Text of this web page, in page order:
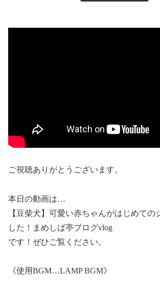
ご視聴ありがとうございます。
本日の動画は…
【豆柴犬】可愛い赤ちゃんがはじめての
した！まめしば亭ブログvlog
です！ぜひご覧ください。
《使用BGM…LAMP BGM》